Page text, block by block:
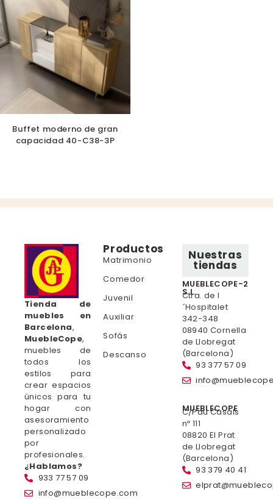
Buffet moderno de gran
capacidad 40-C38-3P
Tienda de
muebles en
Barcelona,
MuebleCope,
muebles de
todos los
estilos para
crear espacios
únicos para tu
hogar con
asesoramiento
personalizado
por
profesionales.
¿Hablamos?
933 77 57 09
info@mueblecope.com
Productos
Matrimonio
Comedor
Juvenil
Auxiliar
Sofás
Descanso
Nuestras
tiendas
MUEBLECOPE-2
S.L.
Ctra. de l
´Hospitalet
342-348
08940 Cornella
de Llobregat
(Barcelona)
93 377 57 09
MUEBLECOPE
C/Pau Casals
nº 111
08820 El Prat
de Llobregat
(Barcelona)
93 379 40 41